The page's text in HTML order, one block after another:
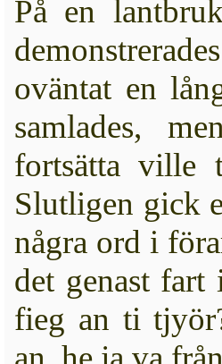
På en
oväntat en
samlades,
fortsätta ville
Slut­ligen gick
några ord i
det genast
fieg an ti